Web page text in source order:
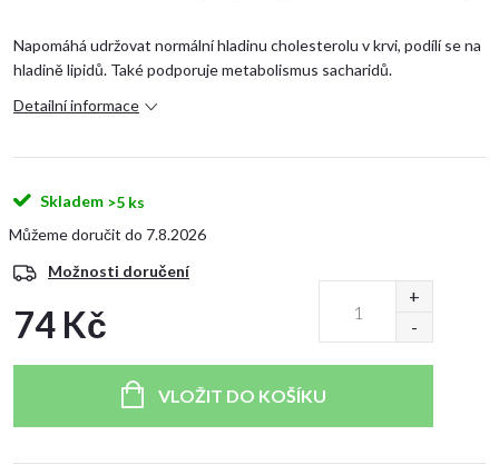
Napomáhá udržovat normální hladinu cholesterolu v krvi, podílí se na
hladině lipidů. Také podporuje metabolismus sacharidů.
Detailní informace
Skladem >5 ks
7.8.2026
Možnosti doručení
74 Kč
VLOŽIT DO KOŠÍKU